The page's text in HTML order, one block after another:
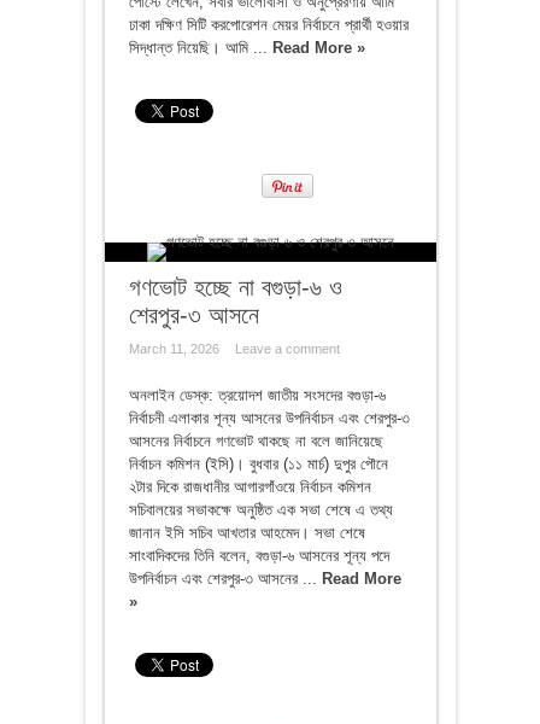
ঢাকা দক্ষিণ সিটি করপোরেশন মেয়র নির্বাচনে প্রার্থী হওয়ার
সিদ্ধান্ত নিয়েছি। আমি ... Read More »
গণভোট হচ্ছে না বগুড়া-৬ ও
শেরপুর-৩ আসনে
March 11, 2026 Leave a comment
অনলাইন ডেস্ক: ত্রয়োদশ জাতীয় সংসদের বগুড়া-৬
নির্বাচনী এলাকার শূন্য আসনের উপনির্বাচন এবং শেরপুর-৩
আসনের নির্বাচনে গণভোট থাকছে না বলে জানিয়েছে
নির্বাচন কমিশন (ইসি)। বুধবার (১১ মার্চ) দুপুর পৌনে
২টার দিকে রাজধানীর আগারগাঁওয়ে নির্বাচন কমিশন
সচিবালয়ের সভাকক্ষে অনুষ্ঠিত এক সভা শেষে এ তথ্য
জানান ইসি সচিব আখতার আহমেদ। সভা শেষে
সাংবাদিকদের তিনি বলেন, বগুড়া-৬ আসনের শূন্য পদে
উপনির্বাচন এবং শেরপুর-৩ আসনের ... Read More
»